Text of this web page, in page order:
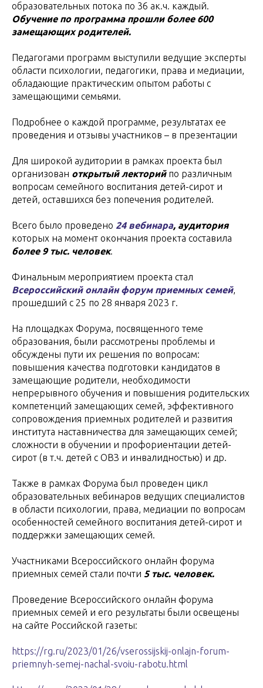
образовательных потока по 36 ак.ч. каждый.
Обучение по программа прошли более 600
замещающих родителей.
Педагогами программ выступили ведущие эксперты
области психологии, педагогики, права и медиации,
обладающие практическим опытом работы с
замещающими семьями.
Подробнее о каждой программе, результатах ее
проведения и отзывы участников – в презентации
Для широкой аудитории в рамках проекта был
организован открытый лекторий по различным
вопросам семейного воспитания детей-сирот и
детей, оставшихся без попечения родителей.
Всего было проведено 24 вебинара, аудитория
которых на момент окончания проекта составила
более 9 тыс. человек.
Финальным мероприятием проекта стал
Всероссийский онлайн форум приемных семей,
прошедший с 25 по 28 января 2023 г.
На площадках Форума, посвященного теме
образования, были рассмотрены проблемы и
обсуждены пути их решения по вопросам:
повышения качества подготовки кандидатов в
замещающие родители, необходимости
непрерывного обучения и повышения родительских
компетенций замещающих семей, эффективного
сопровождения приемных родителей и развития
института наставничества для замещающих семей;
сложности в обучении и профориентации детей-
сирот (в т.ч. детей с ОВЗ и инвалидностью) и др.
Также в рамках Форума был проведен цикл
образовательных вебинаров ведущих специалистов
в области психологии, права, медиации по вопросам
особенностей семейного воспитания детей-сирот и
поддержки замещающих семей.
Участниками Всероссийского онлайн форума
приемных семей стали почти 5 тыс. человек.
Проведение Всероссийского онлайн форума
приемных семей и его результаты были освещены
на сайте Российской газеты:
https://rg.ru/2023/01/26/vserossijskij-onlajn-forum-
priemnyh-semej-nachal-svoiu-rabotu.html